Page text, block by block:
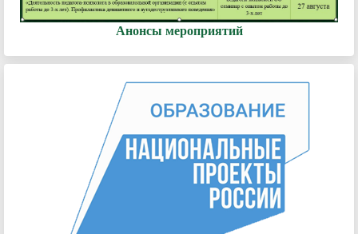
Анонсы мероприятий